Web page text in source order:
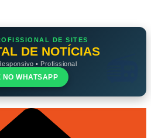
DE SITES
DE NOTÍCIAS
• Profissional
NO WHATSAPP